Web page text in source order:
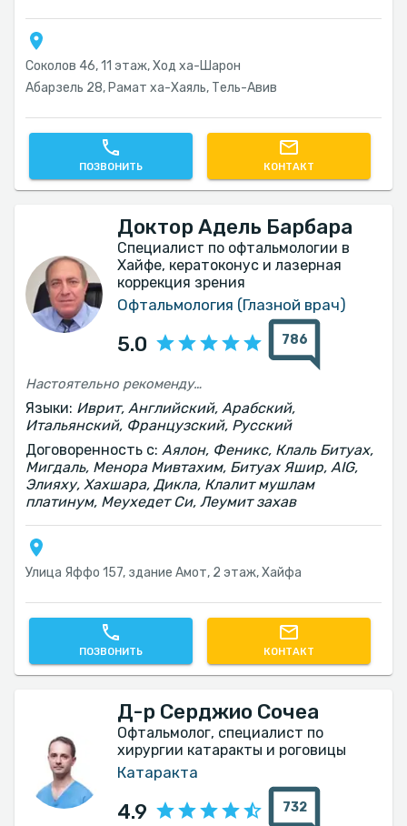
Соколов 46, 11 этаж, Ход ха-Шарон
Абарзель 28, Рамат ха-Хаяль, Тель-Авив‎
ПОЗВОНИТЬ КОНТАКТ
Доктор Адель Барбара
Специалист по офтальмологии в
Хайфе, кератоконус и лазерная
коррекция зрения
Офтальмология (Глазной врач)
5.0 786
Настоятельно рекомендую пройти подобное лечение и этот меняющий жизнь процесс у доктора Барбары. Всё прошло гладко и быстро благодаря профессионализму и опыту доктора Адель. Вдобавок к личному и уважительному отношению
Языки: Иврит, Английский, Арабский,
Итальянский, Французский, Русский
Договоренность с: Аялон, Феникс, Клаль Битуах,
Мигдаль, Менора Мивтахим, Битуах Яшир, AIG,
Элияху, Хахшара, Дикла, Клалит мушлам
платинум, Меухедет Си, Леумит захав
Улица Яффо 157, здание Амот, 2 этаж, Хайфа
ПОЗВОНИТЬ КОНТАКТ
Д-р Серджио Сочеа
Офтальмолог, специалист по
хирургии катаракты и роговицы
Катаракта
4.9 732